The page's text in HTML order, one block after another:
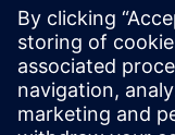
Digitale løsninger
ytelse og utløse
eller reparasjon for
Optima...